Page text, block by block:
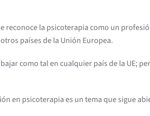
reconoce la psicoterapia como un
países de la Unión Europea.
como tal en cualquier país de la UE;
en psicoterapia es un tema que sigue